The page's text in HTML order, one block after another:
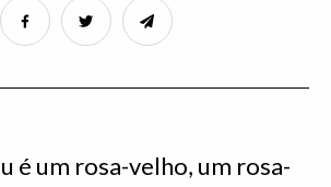
é um rosa-velho, um rosa-